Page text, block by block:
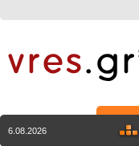
6.08.2026